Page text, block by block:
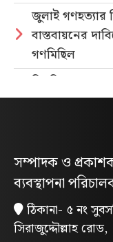
জুলাই গণহত্যার
বাস্তবায়নের
গণমিছিল
নিবন্ধিত
পরিবেশবান্ধব
মিছিল
“চাঁদা নাপেয়ে
সন্ত্রাসীদের
বিক্ষোভ”
সম্পাদক ও
ব্যবস্থাপনা
ঠিকানা- ৫ নং
সিরাজুদ্দৌল্লাহ রোড,